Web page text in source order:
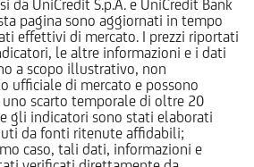
da UniCredit S.p.A. e UniCredit Bank
pagina sono aggiornati in tempo
effettivi di mercato. I prezzi riportati
le altre informazioni e i dati
a scopo illustrativo, non
ufficiale di mercato e possono
scarto temporale di oltre 20
gli indicatori sono stati elaborati
da fonti ritenute affidabili;
caso, tali dati, informazioni e